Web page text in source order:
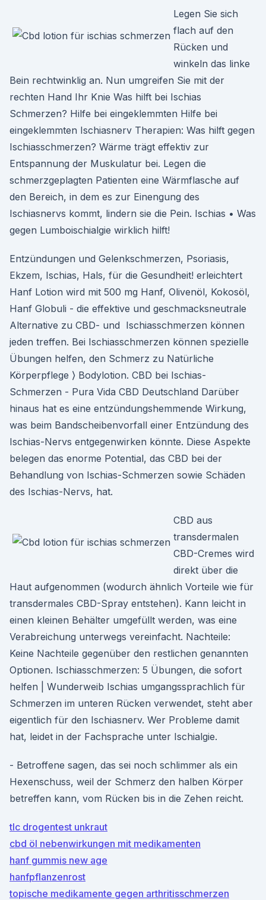
Legen Sie sich
flach auf den
Rücken und
winkeln das linke
Bein rechtwinklig an. Nun umgreifen Sie mit der
rechten Hand Ihr Knie Was hilft bei Ischias
Schmerzen? Hilfe bei eingeklemmten Hilfe bei
eingeklemmten Ischiasnerv Therapien: Was hilft gegen
Ischiasschmerzen? Wärme trägt effektiv zur
Entspannung der Muskulatur bei. Legen die
schmerzgeplagten Patienten eine Wärmflasche auf
den Bereich, in dem es zur Einengung des
Ischiasnervs kommt, lindern sie die Pein. Ischias • Was
gegen Lumboischialgie wirklich hilft!
Entzündungen und Gelenkschmerzen, Psoriasis,
Ekzem, Ischias, Hals, für die Gesundheit! erleichtert
Hanf Lotion wird mit 500 mg Hanf, Olivenöl, Kokosöl,
Hanf Globuli - die effektive und geschmacksneutrale
Alternative zu CBD- und Ischiasschmerzen können
jeden treffen. Bei Ischiasschmerzen können spezielle
Übungen helfen, den Schmerz zu Natürliche
Körperpflege ⟩ Bodylotion. CBD bei Ischias-
Schmerzen - Pura Vida CBD Deutschland Darüber
hinaus hat es eine entzündungshemmende Wirkung,
was beim Bandscheibenvorfall einer Entzündung des
Ischias-Nervs entgegenwirken könnte. Diese Aspekte
belegen das enorme Potential, das CBD bei der
Behandlung von Ischias-Schmerzen sowie Schäden
des Ischias-Nervs, hat.
CBD aus
transdermalen
CBD-Cremes wird
direkt über die
Haut aufgenommen (wodurch ähnlich Vorteile wie für
transdermales CBD-Spray entstehen). Kann leicht in
einen kleinen Behälter umgefüllt werden, was eine
Verabreichung unterwegs vereinfacht. Nachteile:
Keine Nachteile gegenüber den restlichen genannten
Optionen. Ischiasschmerzen: 5 Übungen, die sofort
helfen | Wunderweib Ischias umgangssprachlich für
Schmerzen im unteren Rücken verwendet, steht aber
eigentlich für den Ischiasnerv. Wer Probleme damit
hat, leidet in der Fachsprache unter Ischialgie.
- Betroffene sagen, das sei noch schlimmer als ein
Hexenschuss, weil der Schmerz den halben Körper
betreffen kann, vom Rücken bis in die Zehen reicht.
tlc drogentest unkraut
cbd öl nebenwirkungen mit medikamenten
hanf gummis new age
hanfpflanzenrost
topische medikamente gegen arthritisschmerzen